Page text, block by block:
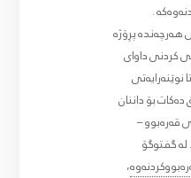
.
پڕۆژە
کردنی داوای
نوێنەرایەتی
بۆ داننان
قەرەبوو –
گفتوگۆ
،